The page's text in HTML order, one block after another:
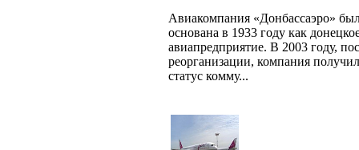
Авиакомпания «Донбассаэро»
основана в 1933 году как
авиапредприятие. В 2003 году,
реорганизации, компания
статус комму...